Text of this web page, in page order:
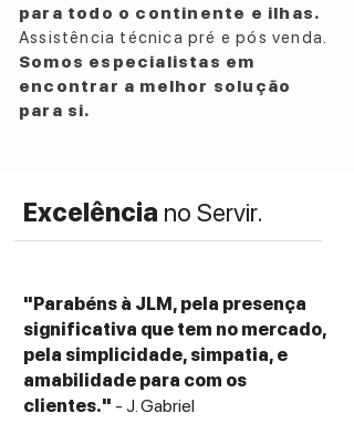
para todo o continente e ilhas.
Assistência técnica pré e pós venda.
Somos especialistas em
encontrar a melhor solução
para si.
Excelência no Servir.
"Parabéns à JLM, pela presença
significativa que tem no mercado,
pela simplicidade, simpatia, e
amabilidade para com os
clientes." - J. Gabriel